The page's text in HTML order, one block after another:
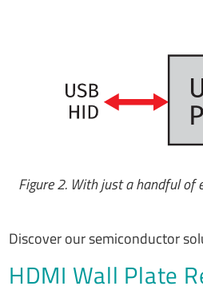
Figure 2. With just a handful of
Discover our semiconductor
HDMI Wall Plate